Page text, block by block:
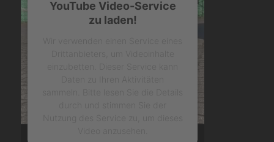
YouTube Video-Service
zu laden!